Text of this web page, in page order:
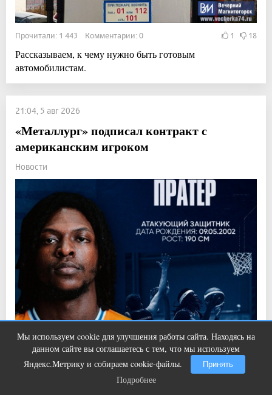
Прочитали: 1 443 Комментарии: 0 1 18
Рассказываем, к чему нужно быть готовым
автомобилистам.
21:04, 5 авг 2026
«Металлург» подписал контракт с
американским игроком
Новости
Прочитали: 910 Комментарии: 0
Он будет выступать на позиции атакующего защитника
Мы используем cookie для улучшения работы сайта. Находясь на
данном сайте вы соглашаетесь с тем, что мы используем
Яндекс.Метрику и собираем cookie-файлы.
Принять
Подробнее
Т-Банк выпустил карты с запахом!
Подробнее